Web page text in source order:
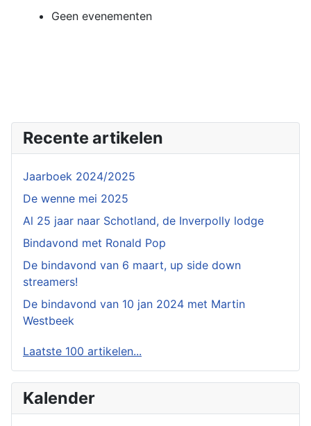
Geen evenementen
Recente artikelen
Jaarboek 2024/2025
De wenne mei 2025
Al 25 jaar naar Schotland, de Inverpolly lodge
Bindavond met Ronald Pop
De bindavond van 6 maart, up side down
streamers!
De bindavond van 10 jan 2024 met Martin
Westbeek
Laatste 100 artikelen...
Kalender